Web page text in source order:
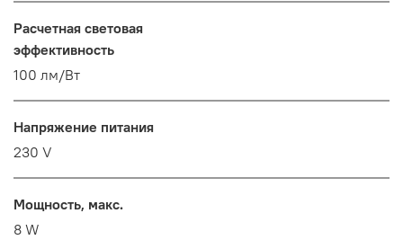
Расчетная световая
эффективность
100 лм/Вт
Напряжение питания
230 V
Мощность, макс.
8 W